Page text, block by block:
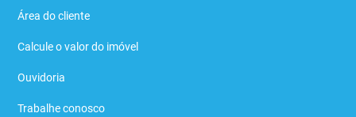
Área do cliente
Calcule o valor do imóvel
Ouvidoria
Trabalhe conosco